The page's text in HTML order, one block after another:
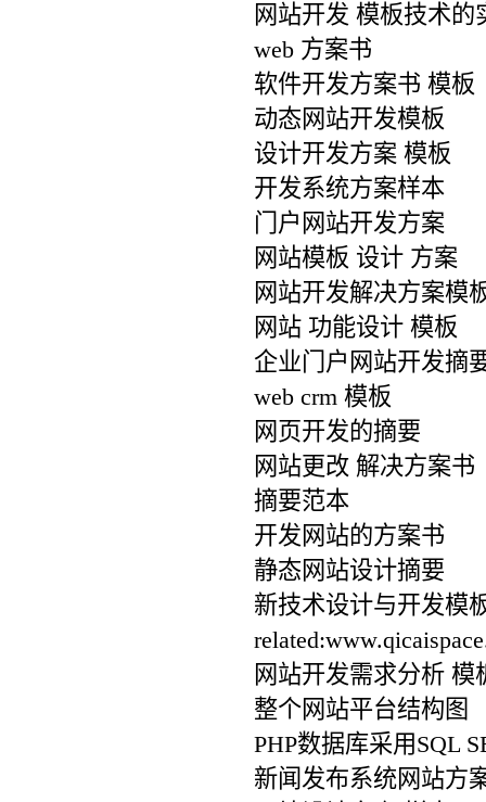
网站开发 模板技术的
web 方案书
软件开发方案书 模板
动态网站开发模板
设计开发方案 模板
开发系统方案样本
门户网站开发方案
网站模板 设计 方案
网站开发解决方案模
网站 功能设计 模板
企业门户网站开发摘
web crm 模板
网页开发的摘要
网站更改 解决方案书
摘要范本
开发网站的方案书
静态网站设计摘要
新技术设计与开发模
网站开发需求分析 模
整个网站平台结构图
PHP数据库采用SQL
新闻发布系统网站方